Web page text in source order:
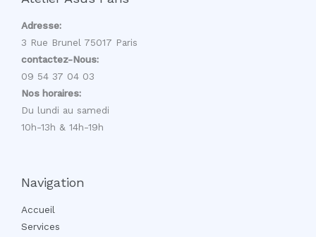
Adresse:
3 Rue Brunel 75017 Paris
contactez-Nous:
09 54 37 04 03
Nos horaires:
Du lundi au samedi
10h-13h & 14h-19h
Navigation
Accueil
Services